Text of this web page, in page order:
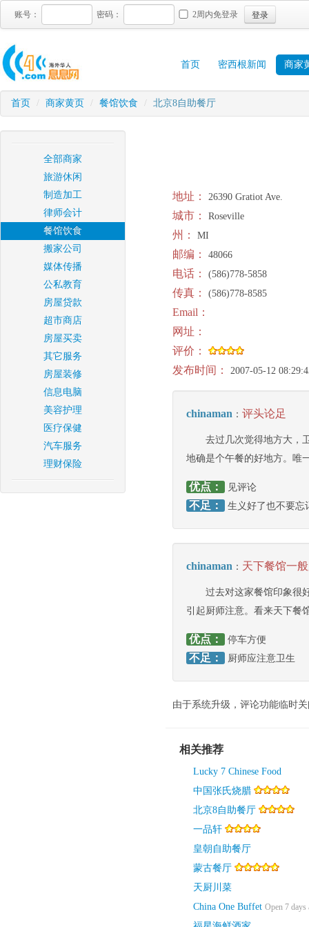
账号： 密码： 2周内免登录 登录
首页 密西根新闻 商家
首页 / 商家黄页 / 餐馆饮食 / 北京8自助餐厅
全部商家
旅游休闲
制造加工
律师会计
餐馆饮食
搬家公司
媒体传播
公私教育
房屋贷款
超市商店
房屋买卖
其它服务
房屋装修
信息电脑
美容护理
医疗保健
汽车服务
理财保险
地址： 26390 Gratiot Ave.
城市： Roseville
州： MI
邮编： 48066
电话： (586)778-5858
传真： (586)778-8585
Email：
网址：
评价：
发布时间：
2007-05-12
chinaman ： 评头论足
去过几次觉得地方大，
地确是个午餐的好地方。唯
优点： 见评论
不足： 生义好了也不要忘
chinaman ： 天下餐馆一
过去对这家餐馆印象很
引起厨师注意。看来天下餐
优点： 停车方便
不足： 厨师应注意卫生
由于系统升级，评论功能临时
相关推荐
Lucky 7 Chinese Food
中国张氏烧腊
北京8自助餐厅
一品轩
皇朝自助餐厅
蒙古餐厅
天厨川菜
China One Buffet Open 7 days